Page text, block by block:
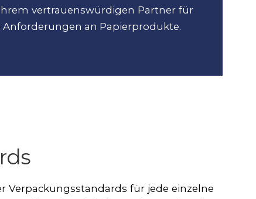
vertrauenswürdigen Partner für
Anforderungen an Papierprodukte.
Verpackungsstandards für jede einzelne